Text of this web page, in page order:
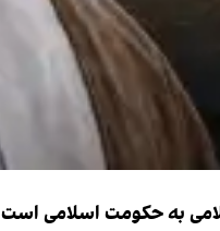
به حکومت اسلامی است